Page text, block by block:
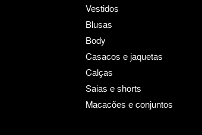
Vestidos
Blusas
Body
Casacos e jaquetas
Calças
Saias e shorts
Macacões e conjuntos